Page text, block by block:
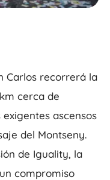
Carlos recorrerá la
cerca de
ascensos
del Montseny.
de Iguality, la
compromiso